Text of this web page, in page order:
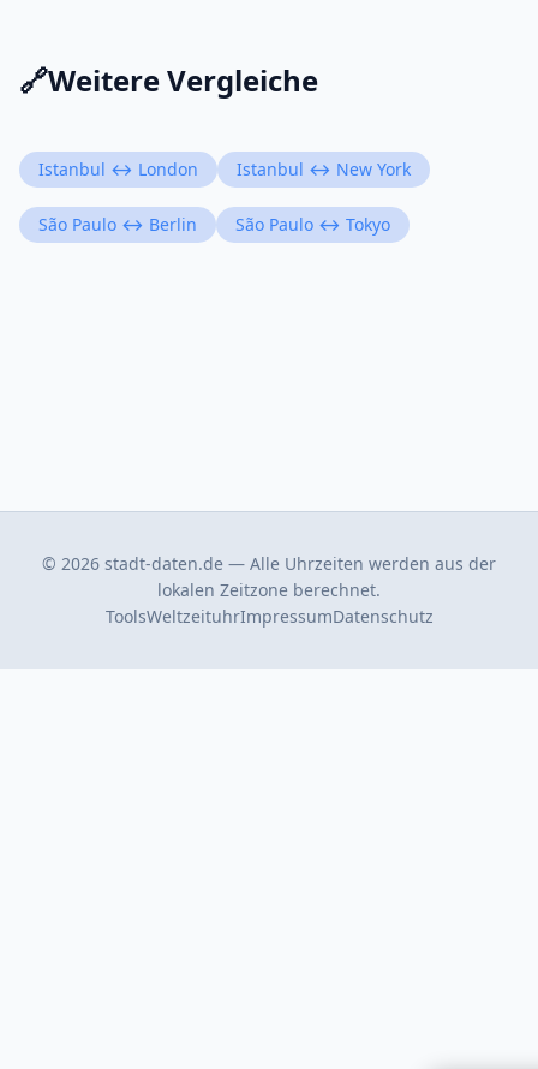
🔗Weitere Vergleiche
Istanbul ↔ London Istanbul ↔ New York
São Paulo ↔ Berlin São Paulo ↔ Tokyo
© 2026 stadt-daten.de — Alle Uhrzeiten werden aus der
lokalen Zeitzone berechnet.
ToolsWeltzeituhrImpressumDatenschutz